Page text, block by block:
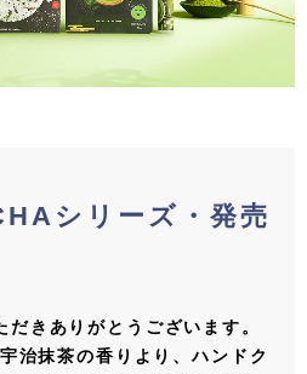
シリーズ・発売
きありがとうございます。
治抹茶の香りより、ハンドク